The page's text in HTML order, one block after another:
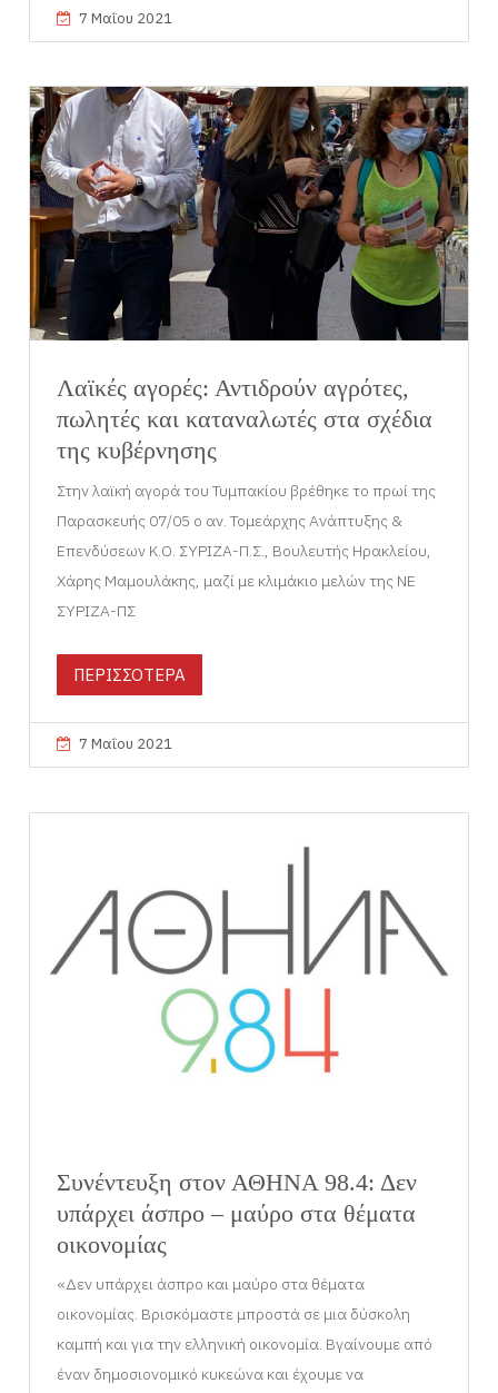
7 Μαΐου 2021
Λαϊκές αγορές: Αντιδρούν αγρότες,
πωλητές και καταναλωτές στα σχέδια
της κυβέρνησης
Στην λαϊκή αγορά του Τυμπακίου βρέθηκε το πρωί της
Παρασκευής 07/05 ο αν. Τομεάρχης Ανάπτυξης &
Επενδύσεων Κ.Ο. ΣΥΡΙΖΑ-Π.Σ., Βουλευτής Ηρακλείου,
Χάρης Μαμουλάκης, μαζί με κλιμάκιο μελών της ΝΕ
ΣΥΡΙΖΑ-ΠΣ
ΠΕΡΙΣΣΟΤΕΡΑ
7 Μαΐου 2021
Συνέντευξη στον ΑΘΗΝΑ 98.4: Δεν
υπάρχει άσπρο – μαύρο στα θέματα
οικονομίας
«Δεν υπάρχει άσπρο και μαύρο στα θέματα
οικονομίας. Βρισκόμαστε μπροστά σε μια δύσκολη
καμπή και για την ελληνική οικονομία. Βγαίνουμε από
έναν δημοσιονομικό κυκεώνα και έχουμε να